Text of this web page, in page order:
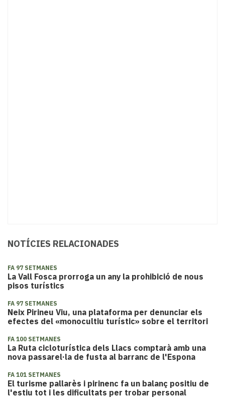
NOTÍCIES RELACIONADES
FA 97 SETMANES
La Vall Fosca prorroga un any la prohibició de nous
pisos turístics
FA 97 SETMANES
Neix Pirineu Viu, una plataforma per denunciar els
efectes del «monocultiu turístic» sobre el territori
FA 100 SETMANES
​La Ruta cicloturística dels Llacs comptarà amb una
nova passarel·la de fusta al barranc de l'Espona
FA 101 SETMANES
El turisme pallarès i pirinenc fa un balanç positiu de
l'estiu tot i les dificultats per trobar personal